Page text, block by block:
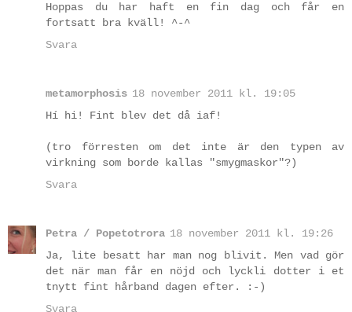
Hoppas du har haft en fin dag och får en
fortsatt bra kväll! ^-^
Svara
metamorphosis 18 november 2011 kl. 19:05
Hí hi! Fint blev det då iaf!
(tro förresten om det inte är den typen av
virkning som borde kallas "smygmaskor"?)
Svara
Petra / Popetotrora 18 november 2011 kl. 19:26
Ja, lite besatt har man nog blivit. Men vad gör
det när man får en nöjd och lyckli dotter i et
tnytt fint hårband dagen efter. :-)
Svara